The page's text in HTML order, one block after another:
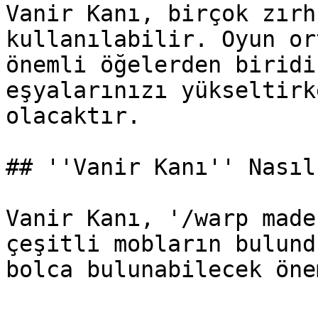
Vanir Kanı, birçok
kullanılabilir. Oyun
önemli öğelerden
eşyalarınızı
olacaktır.
## ''Vanir Kanı''
Vanir Kanı, '/warp
çeşitli mobların